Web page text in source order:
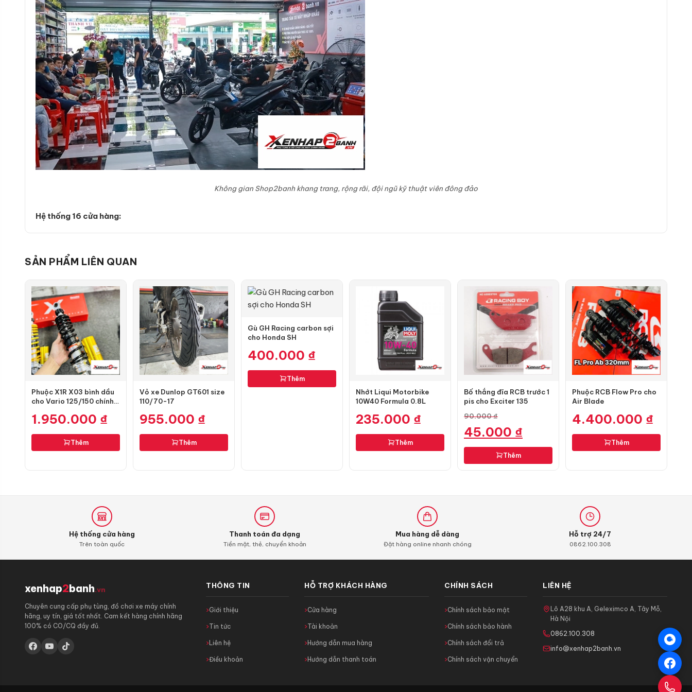
Không gian Shop2banh khang trang, rộng rãi, đội ngũ kỹ thuật viên đông đảo
Hệ thống 16 cửa hàng:
SẢN PHẨM LIÊN QUAN
Phuộc X1R X03 bình dầu
cho Vario 125/150 chính
1.950.000 ₫
Thêm
Vỏ xe Dunlop GT601 size
110/70-17
955.000 ₫
Thêm
Gù GH Racing carbon sợi
cho Honda SH
400.000 ₫
Thêm
Nhớt Liqui Motorbike
10W40 Formula 0.8L
235.000 ₫
Thêm
Bố thắng đĩa RCB trước 1
pis cho Exciter 135
90.000₫
Giá
gốc
90.000 ₫.
45.000 ₫
hiện
là:
Thêm
Phuộc RCB Flow Pro cho
Air Blade
4.400.000 ₫
Thêm
Hệ thống cửa hàng
Trên toàn quốc
Thanh toán đa dạng
Tiền mặt, thẻ, chuyển khoản
Mua hàng dễ dàng
Đặt hàng online nhanh chóng
Hỗ trợ 24/7
0862.100.308
xenhap2banh.vn
Chuyên cung cấp phụ tùng, đồ chơi xe máy chính
hãng, uy tín, giá tốt nhất. Cam kết hàng chính hãng
100% có CO/CQ đầy đủ.
THÔNG TIN
Giới thiệu
Tin tức
Liên hệ
Điều khoản
HỖ TRỢ KHÁCH HÀNG
Cửa hàng
Tài khoản
Hướng dẫn mua hàng
Hướng dẫn thanh toán
CHÍNH SÁCH
Chính sách bảo mật
Chính sách bảo hành
Chính sách đổi trả
Chính sách vận chuyển
LIÊN HỆ
Lô A28 khu A, Geleximco A, Tây Mỗ,
Hà Nội
0862.100.308
info@xenhap2banh.vn